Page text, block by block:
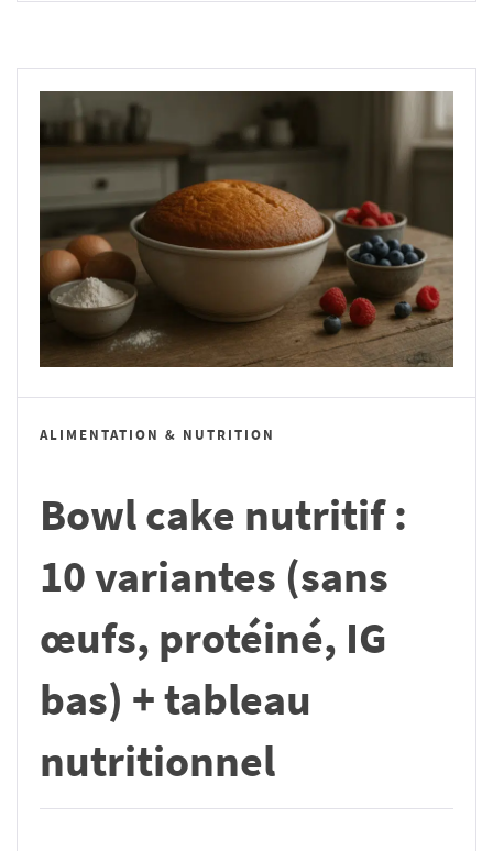
ALIMENTATION & NUTRITION
Bowl cake nutritif :
10 variantes (sans
œufs, protéiné, IG
bas) + tableau
nutritionnel